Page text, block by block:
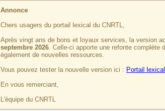
Annonce
Chers usagers du portail lexical du CNRTL,
Après vingt ans de bons et loyaux services, la version
septembre 2026. Celle-ci apporte une refonte complète
également de nouvelles ressources.
Vous pouvez tester la nouvelle version ici : Portail lexical
En vous remerciant,
L'équipe du CNRTL